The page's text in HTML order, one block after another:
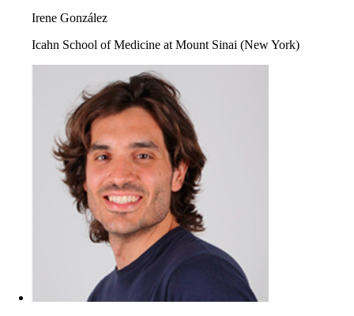
Irene González
Icahn School of Medicine at Mount Sinai (New York)